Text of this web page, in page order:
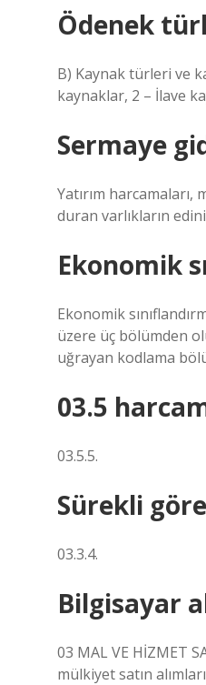
Ödenek
B) Kaynak türleri ve
kaynaklar, 2 – İlave
Sermaye
Yatırım
duran varlıkların
Ekonomik
Ekonomik
üzere üç bölümden
uğrayan kodlama
03.5
03.5.5.
Sürekli
03.3.4.
Bilgisayar
03 MAL VE HİZMET
mülkiyet satın